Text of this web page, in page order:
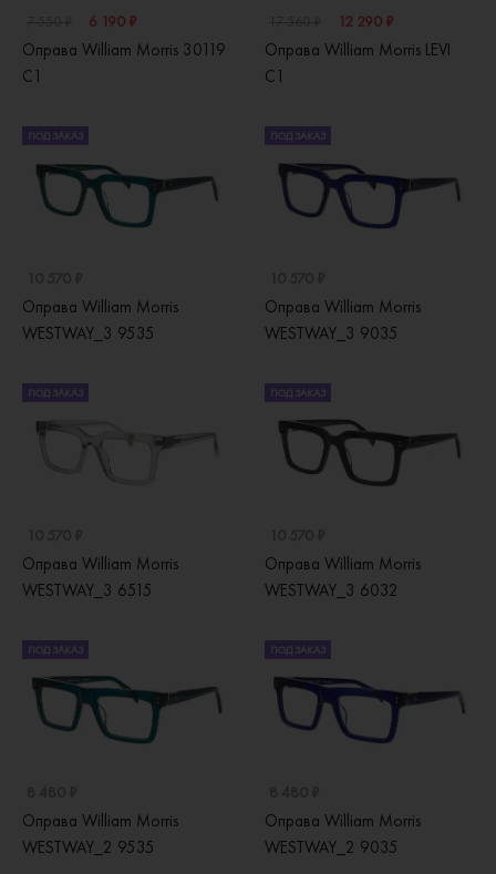
6 190 ₽
Оправа William Morris 30119
C1
12 290 ₽
Оправа William Morris LEVI
C1
ПОД ЗАКАЗ
Оправа William Morris
WESTWAY_3 9535
ПОД ЗАКАЗ
Оправа William Morris
WESTWAY_3 9035
ПОД ЗАКАЗ
Оправа William Morris
WESTWAY_3 6515
ПОД ЗАКАЗ
Оправа William Morris
WESTWAY_3 6032
ПОД ЗАКАЗ
Оправа William Morris
WESTWAY_2 9535
ПОД ЗАКАЗ
Оправа William Morris
WESTWAY_2 9035